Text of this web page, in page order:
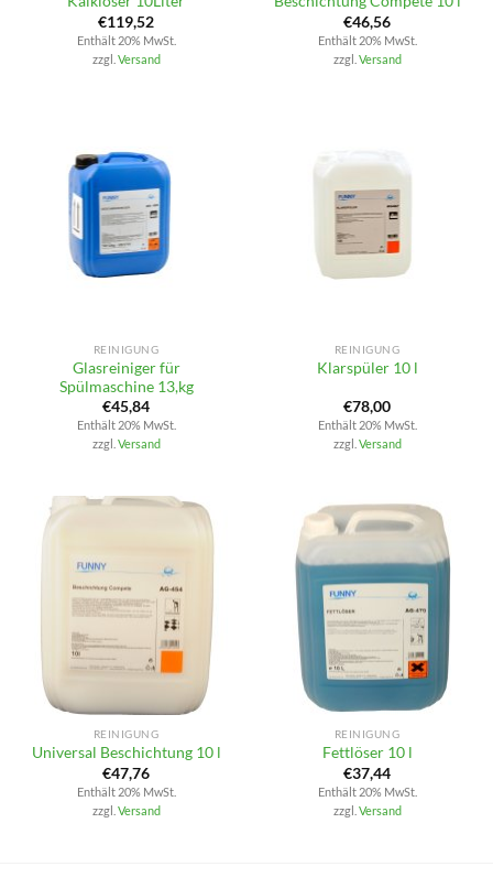
€119,52
Enthält 20% MwSt.
zzgl. Versand
€46,56
Enthält 20% MwSt.
zzgl. Versand
REINIGUNG
Glasreiniger für
Spülmaschine 13,kg
€45,84
Enthält 20% MwSt.
zzgl. Versand
REINIGUNG
Klarspüler 10 l
€78,00
Enthält 20% MwSt.
zzgl. Versand
REINIGUNG
Universal Beschichtung 10 l
€47,76
Enthält 20% MwSt.
zzgl. Versand
REINIGUNG
Fettlöser 10 l
€37,44
Enthält 20% MwSt.
zzgl. Versand